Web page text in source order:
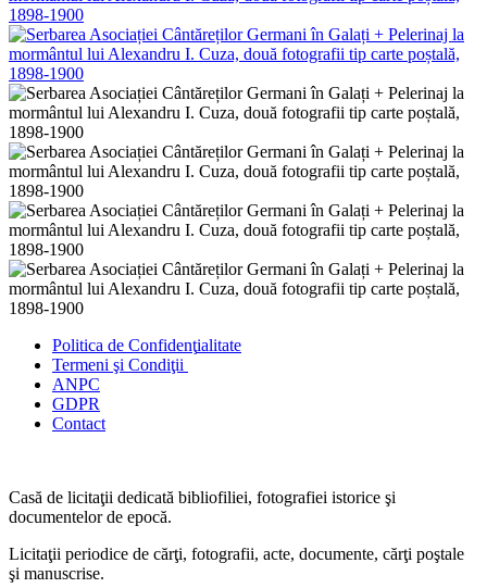
Politica de Confidenţialitate
Termeni şi Condiţii
ANPC
GDPR
Contact
Casă de licitaţii dedicată bibliofiliei, fotografiei istorice şi
documentelor de epocă.
Licitaţii periodice de cărţi, fotografii, acte, documente, cărţi poştale
şi manuscrise.